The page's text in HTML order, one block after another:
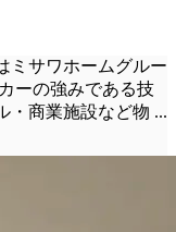
ミサワホームグルー
ーの強みである技
・商業施設など物 ...